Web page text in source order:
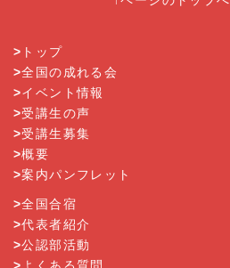
> トップ
>全国の成れる会
>イベント情報
>受講生の声
>受講生募集
>概要
>案内パンフレット
>全国合宿
>代表者紹介
>公認部活動